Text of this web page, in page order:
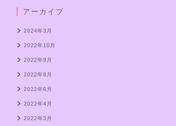
アーカイブ
2024年3月
2022年10月
2022年9月
2022年8月
2022年6月
2022年4月
2022年3月